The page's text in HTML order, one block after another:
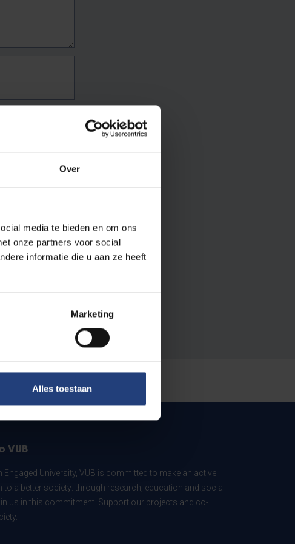
Over
media te bieden en om ons
onze partners voor social
informatie die u aan ze heeft
Marketing
Alles toestaan
VUB
Engaged University, VUB is committed to make an active
to a better society: through research, education and social
us in this commitment. Support our projects and co-